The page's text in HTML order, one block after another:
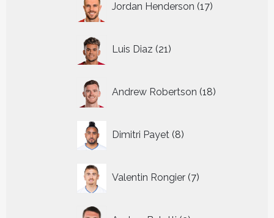
Jordan Henderson 17
producten
Luis Diaz 21
producten
Andrew Robertson 18
producten
Dimitri Payet 8
producten
Valentin Rongier 7
producten